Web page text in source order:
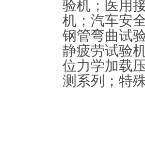
验机；医用
机；汽车安
钢管弯曲试
静疲劳试验
位力学加载
测系列；特